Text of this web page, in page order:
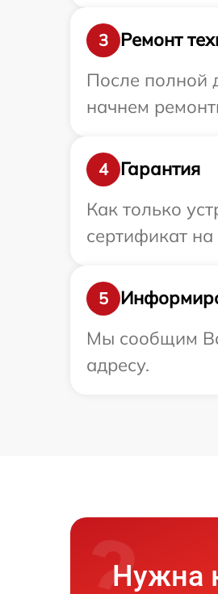
3
Ремонт
После полной
начнем
4
Гарантия
Как только
сертификат на
5
Мы сообщим
адресу.
Нужна